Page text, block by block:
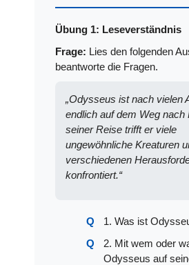
Übung 1: Leseverständnis
Frage: Lies den folgenden
beantworte die Fragen.
„Odysseus ist nach vielen
endlich auf dem Weg nach
seiner Reise trifft er viele
ungewöhnliche Kreaturen
verschiedenen
konfrontiert.“
1. Was ist
2. Mit wem oder
Odysseus auf